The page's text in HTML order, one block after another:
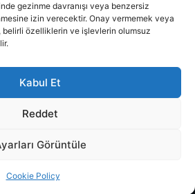
gezinme davranışı veya benzersiz
izin verecektir. Onay vermemek veya
belirli özelliklerin ve işlevlerin olumsuz
Kabul Et
Reddet
Görüntüle
Cookie Policy
alan tüm haber metini, resim ve benzeri
Yayıncılık A.Ş.'ye aittir. Hiçbir şekilde
bir ortamda, kaynak gösterilse bile izin
info@sigortamedia.com